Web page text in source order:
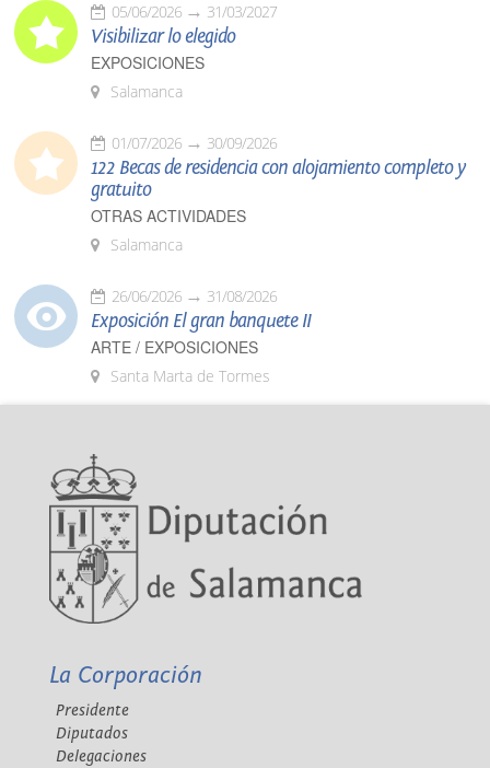
05/06/2026 31/03/2027
Visibilizar lo elegido
EXPOSICIONES
Salamanca
01/07/2026 30/09/2026
122 Becas de residencia con alojamiento completo y
gratuito
OTRAS ACTIVIDADES
Salamanca
26/06/2026 31/08/2026
Exposición El gran banquete II
ARTE / EXPOSICIONES
Santa Marta de Tormes
La Corporación
Presidente
Diputados
Delegaciones